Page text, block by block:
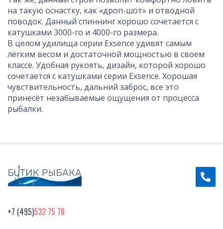
на такую оснастку, как «дроп-шот» и отводной
поводок. Данный спиннинг хорошо сочетается с
катушками 3000-го и 4000-го размера.
В целом удилища серии Exsence удивят самым
лёгким весом и достаточной мощностью в своем
классе. Удобная рукоять, дизайн, которой хорошо
сочетается с катушками серии Exsence. Хорошая
чувствительность, дальний заброс, все это
принесёт незабываемые ощущения от процесса
рыбалки.
+7 (495)532 75 78